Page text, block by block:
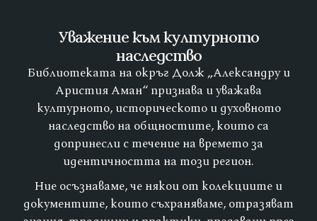
Уважение към културното
наследство
Библиотеката на окръг Долж „Александру и
Аристия Аман“ признава и уважава
културното, историческото и духовното
наследство на общностите, които са
допринесли с течение на времето за
идентичността на този регион.
Ние осъзнаваме, че някои от колекциите и
документите, които съхраняваме, отразяват